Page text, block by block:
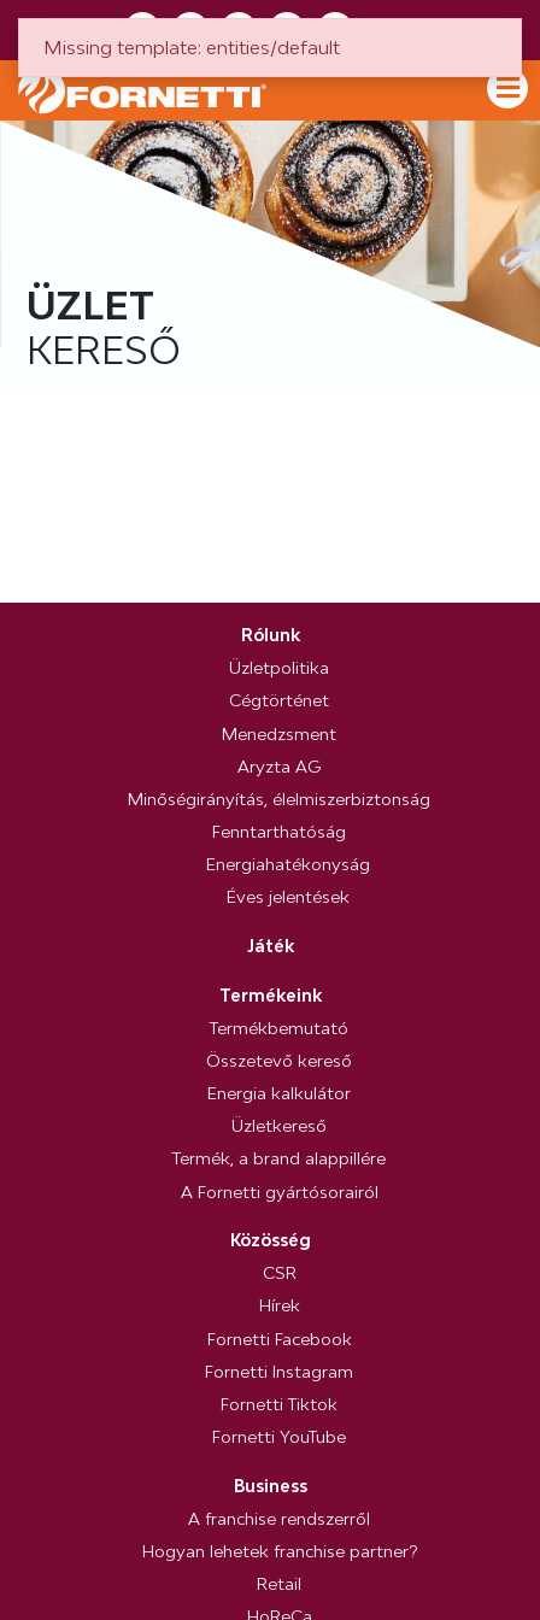
ÜZLET
KERESŐ
Rólunk
Üzletpolitika
Cégtörténet
Menedzsment
Aryzta AG
Minőségirányítás, élelmiszerbiztonság
Fenntarthatóság
Energiahatékonyság
Éves jelentések
Játék
Termékeink
Termékbemutató
Összetevő kereső
Energia kalkulátor
Üzletkereső
Termék, a brand alappillére
A Fornetti gyártósorairól
Közösség
CSR
Hírek
Fornetti Facebook
Fornetti Instagram
Fornetti Tiktok
Fornetti YouTube
Business
A franchise rendszerről
Hogyan lehetek franchise partner?
Retail
Missing template: entities/default